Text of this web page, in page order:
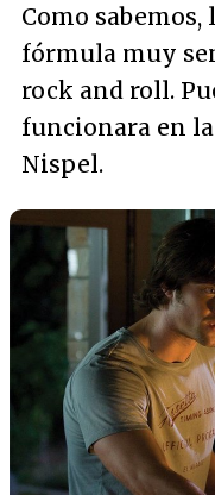
Como
fórmula muy
rock and roll.
funcionara en
Nispel.